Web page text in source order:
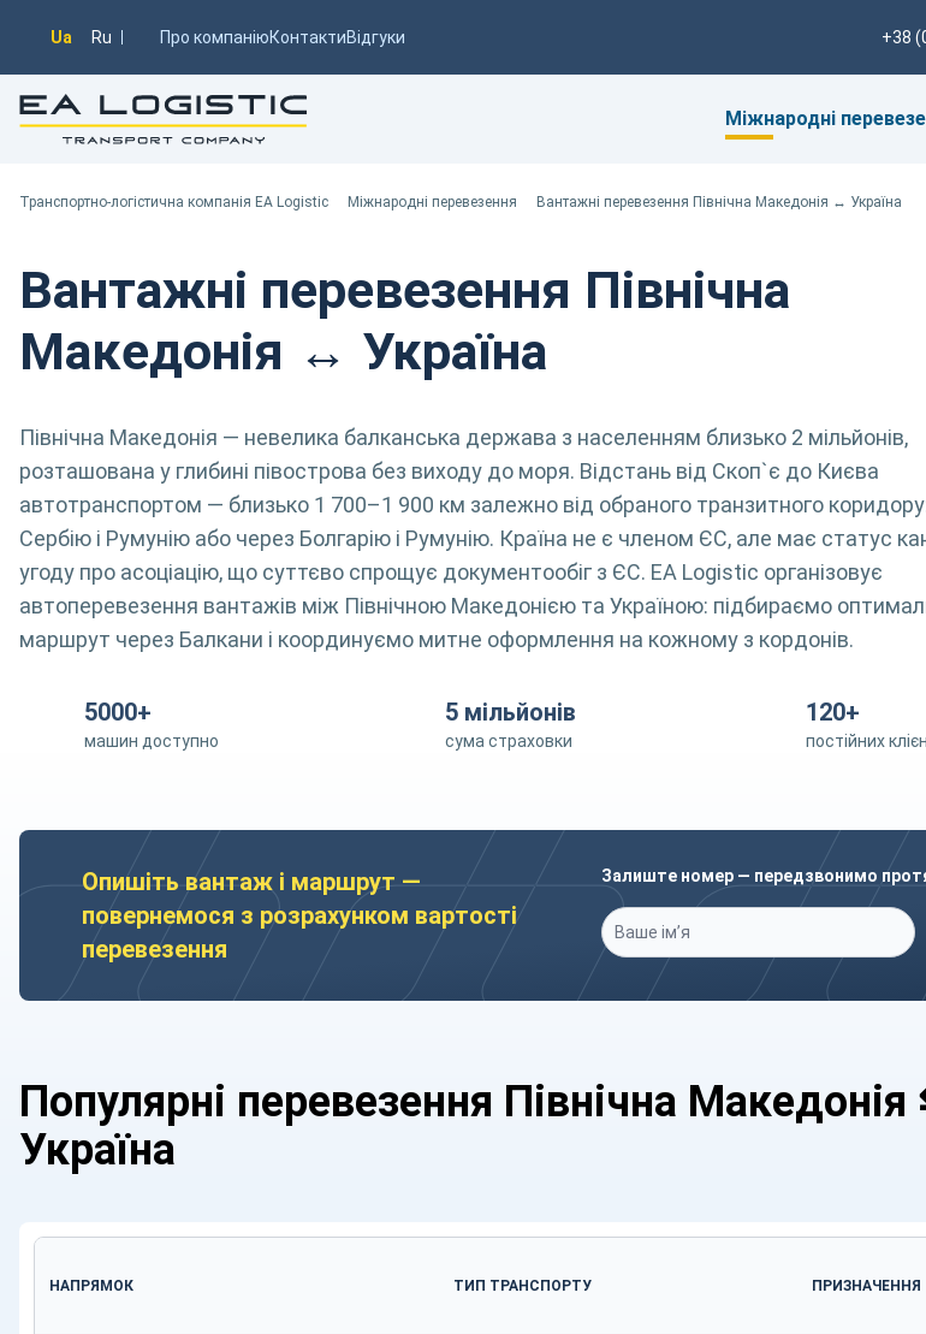
Ua Ru Про компаніюКонтактиВідгуки +38
Міжнародні
Ви тут:
Транспортно-логістична компанія EA Logistic Міжнародні перевезення Вантажні перевезення Північна Македонія ↔ Україна
Вантажні перевезення Північна
Македонія ↔ Україна
Північна Македонія — невелика балканська держава з населенням близько 2 мільйонів,
розташована у глибині півострова без виходу до моря. Відстань від Скоп`є до Києва
автотранспортом — близько 1 700–1 900 км залежно від обраного транзитного
Сербію і Румунію або через Болгарію і Румунію. Країна не є членом ЄС, але має статус
угоду про асоціацію, що суттєво спрощує документообіг з ЄС. EA Logistic організовує
автоперевезення вантажів між Північною Македонією та Україною: підбираємо
маршрут через Балкани і координуємо митне оформлення на кожному з кордонів.
5000+
машин доступно
5 мільйонів
сума страховки
120+
постійних
Опишіть вантаж і маршрут —
повернемося з розрахунком вартості
перевезення
Залиште номер — передзвонимо
Ваше ім’я
Популярні перевезення Північна
Україна
НАПРЯМОК ТИП ТРАНСПОРТУ ПРИЗНАЧЕННЯ